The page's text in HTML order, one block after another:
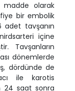
madde olarak
bir embolik
adet tavşanın
içine
Tavşanların
dönemlerde
dördünde de
ile karotis
24 saat sonra